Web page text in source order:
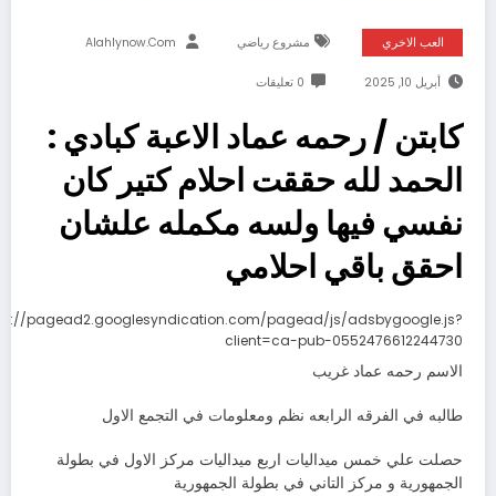
العب الاخري مشروع رياضي Alahlynow.com
أبريل 10, 2025 0 تعليقات
كابتن / رحمه عماد الاعبة كبادي :
الحمد لله حققت احلام كتير كان
نفسي فيها ولسه مكمله علشان
احقق باقي احلامي
pagead2.googlesyndication.com/pagead/js/adsbygoogle.js?
client=ca-pub-0552476612244730
الاسم رحمه عماد غريب
طالبه في الفرقه الرابعه نظم ومعلومات في التجمع الاول
حصلت علي خمس ميداليات اربع ميداليات مركز الاول في بطولة
الجمهورية و مركز التاني في بطولة الجمهورية